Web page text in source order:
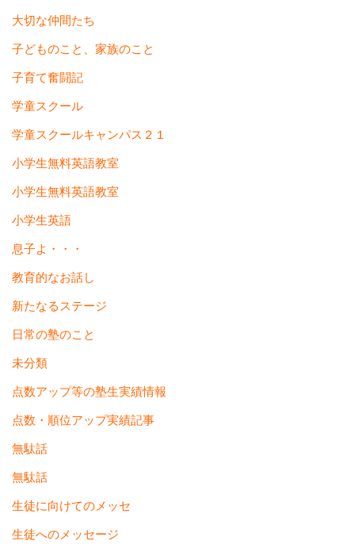
大切な仲間たち
子どものこと、家族のこと
子育て奮闘記
学童スクール
学童スクールキャンパス２１
小学生無料英語教室
小学生無料英語教室
小学生英語
息子よ・・・
教育的なお話し
新たなるステージ
日常の塾のこと
未分類
点数アップ等の塾生実績情報
点数・順位アップ実績記事
無駄話
無駄話
生徒に向けてのメッセ
生徒へのメッセージ